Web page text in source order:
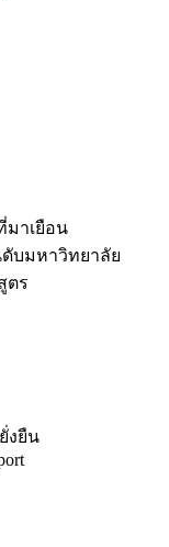
าเยือน
บมหาวิทยาลัย
ตร
งยืน